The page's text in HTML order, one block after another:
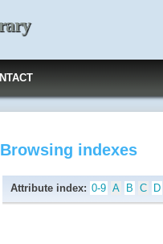
Browsing indexes
Attribute index: 0-9 A B C D